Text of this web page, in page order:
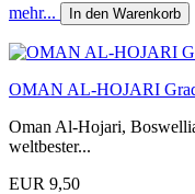
mehr... In den Warenkorb
OMAN AL-HOJARI
Oman Al-Hojari,
weltbester...
EUR 9,50